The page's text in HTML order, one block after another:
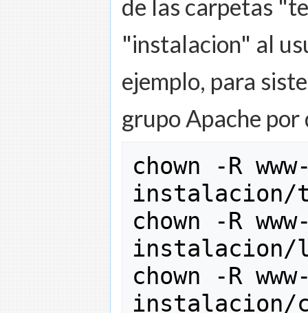
de las carpetas
"instalacion" al
ejemplo, para
grupo Apache
chown -R www
instalacion/
chown
-R www
instalacion/
chown
-R www
instalacion/